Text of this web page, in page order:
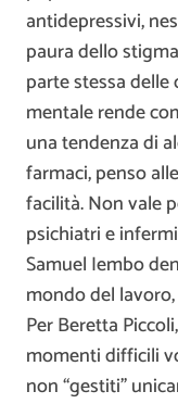
antidepressivi,
paura dello
parte stessa
mentale rende
una tendenza di
farmaci, penso
facilità. Non vale
psichiatri e
Samuel Iembo
mondo del
Per Beretta
momenti difficili
non “gestiti”